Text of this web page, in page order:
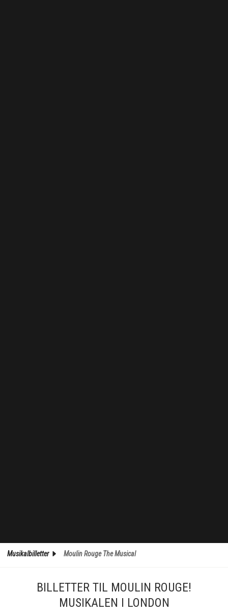
Musikalbilletter Moulin Rouge The Musical
BILLETTER TIL MOULIN ROUGE!
MUSIKALEN I LONDON